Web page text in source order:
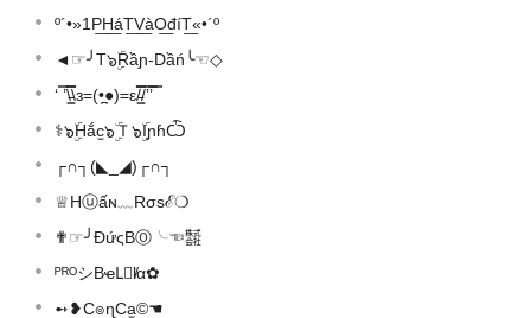
º´•»1P͟H͟áT͟V͟àO͟đíT͟«•´º
◄☞╯T๖ۣۜRầɲ-Dầń╰☜◇
‘ ̿’\̵͇̿̿\з=(•̪●)=ε/̵͇̿̿/’̿’̿ ̿
⚕๖ۣۜHắc̫๖ۣۜＴ๖ۣۜIɲɦѼ
┌∩┐(◣_◢)┌∩┐
♕Hⓤấɴ﹏Rσsℰ❍
✟☞╯ĐứςBⓄ╰☜㍿
ᴾᴿᴼシBҽL⃟l̸α✿
➻❥C๏ɳCa̫©☚